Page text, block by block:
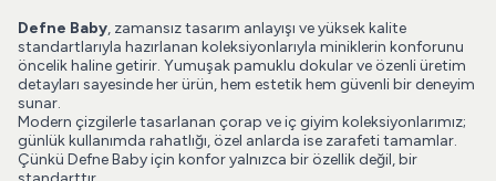
Defne Baby, zamansız tasarım anlayışı ve yüksek kalite
standartlarıyla hazırlanan koleksiyonlarıyla miniklerin konforunu
öncelik haline getirir. Yumuşak pamuklu dokular ve özenli üretim
detayları sayesinde her ürün, hem estetik hem güvenli bir deneyim
sunar.
Modern çizgilerle tasarlanan çorap ve iç giyim koleksiyonlarımız;
günlük kullanımda rahatlığı, özel anlarda ise zarafeti tamamlar.
Çünkü Defne Baby için konfor yalnızca bir özellik değil, bir